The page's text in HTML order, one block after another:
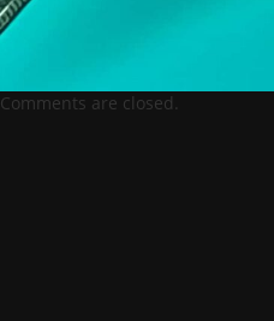
Comments are closed.